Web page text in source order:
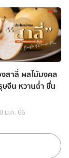
งสาลี่ ผลไม้มงคล
ษจีน หวานฉ่ำ ชื่น
ม.ค. 66